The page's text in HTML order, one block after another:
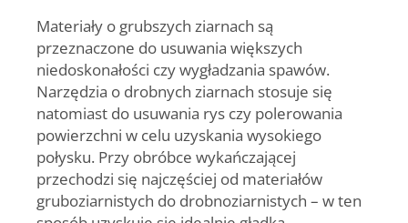
Materiały o grubszych ziarnach są
przeznaczone do usuwania większych
niedoskonałości czy wygładzania spawów.
Narzędzia o drobnych ziarnach stosuje się
natomiast do usuwania rys czy polerowania
powierzchni w celu uzyskania wysokiego
połysku. Przy obróbce wykańczającej
przechodzi się najczęściej od materiałów
gruboziarnistych do drobnoziarnistych – w ten